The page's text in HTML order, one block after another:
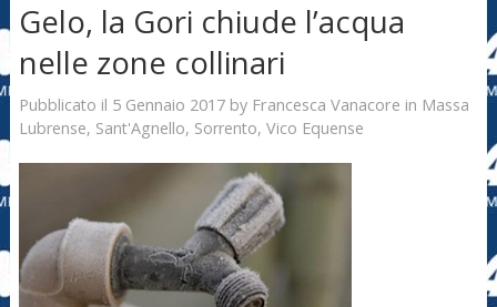
Gelo, la Gori chiude l’acqua
nelle zone collinari
Pubblicato il 5 Gennaio 2017by Francesca Vanacore in Massa
Lubrense, Sant'Agnello, Sorrento, Vico Equense